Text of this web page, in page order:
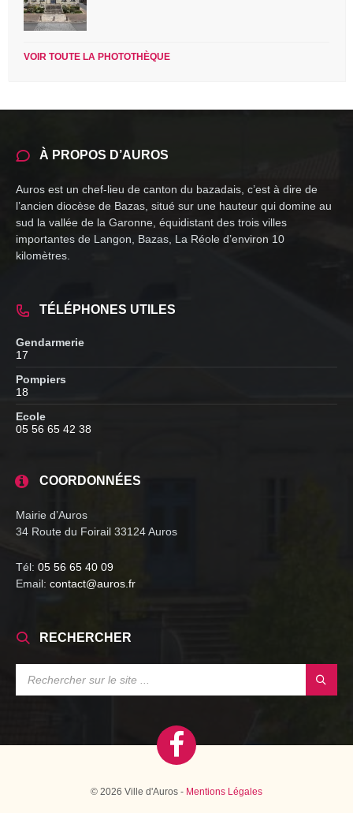
VOIR TOUTE LA PHOTOTHÈQUE
À PROPOS D’AUROS
Auros est un chef-lieu de canton du bazadais, c’est à dire de
l’ancien diocèse de Bazas, situé sur une hauteur qui domine au
sud la vallée de la Garonne, équidistant des trois villes
importantes de Langon, Bazas, La Réole d’environ 10
kilomètres.
TÉLÉPHONES UTILES
Gendarmerie
17
Pompiers
18
Ecole
05 56 65 42 38
COORDONNÉES
Mairie d’Auros
34 Route du Foirail 33124 Auros
Tél: 05 56 65 40 09
Email: contact@auros.fr
RECHERCHER
© 2026 Ville d'Auros - Mentions Légales